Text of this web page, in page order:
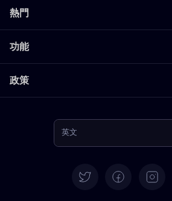
熱門
功能
政策
英文